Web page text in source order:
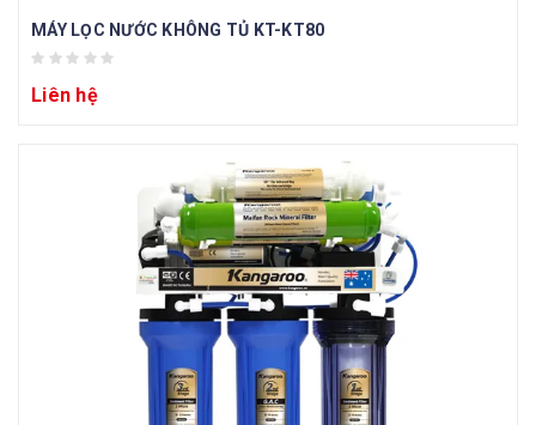
MÁY LỌC NƯỚC KHÔNG TỦ KT-KT80
Liên hệ